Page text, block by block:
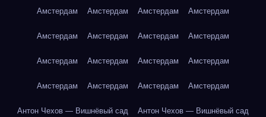
Амстердам Амстердам Амстердам Амстердам
Амстердам Амстердам Амстердам Амстердам
Амстердам Амстердам Амстердам Амстердам
Амстердам Амстердам Амстердам Амстердам
Антон Чехов — Вишнёвый сад Антон Чехов — Вишнёвый сад